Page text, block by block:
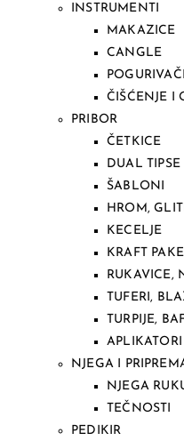
INSTRUMENTI
MAKAZICE
CANGLE
POGURIVAČI
ČIŠĆENJE I
PRIBOR
ČETKICE
DUAL TIPSE
ŠABLONI
HROM,
KECELJE
KRAFT
RUKAVICE,
TUFERI,
TURPIJE,
APLIKATORI
NJEGA I
NJEGA
TEČNOSTI
PEDIKIR